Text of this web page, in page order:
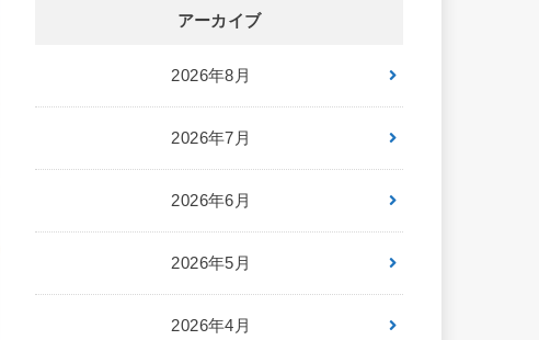
アーカイブ
2026年8月
2026年7月
2026年6月
2026年5月
2026年4月